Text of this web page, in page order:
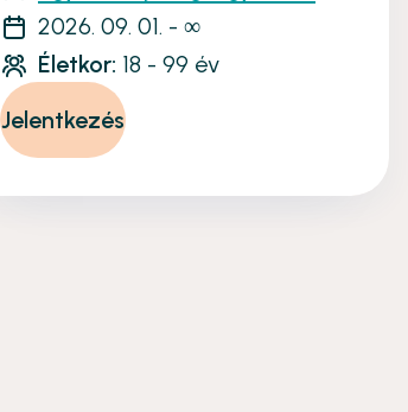
2026. 09. 01. - ∞
Életkor: 18 - 99 év
Jelentkezés